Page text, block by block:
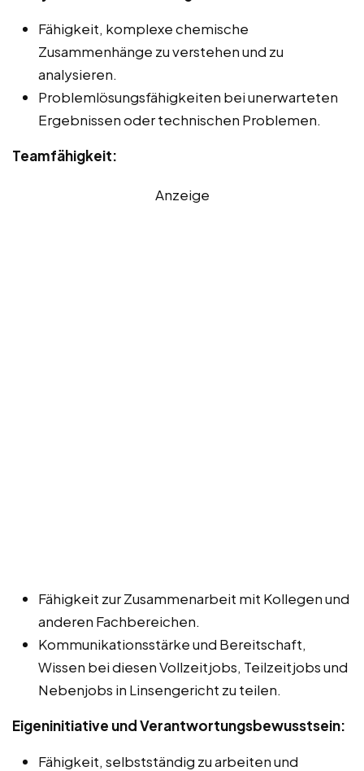
Fähigkeit, komplexe chemische
Zusammenhänge zu verstehen und zu
analysieren.
Problemlösungsfähigkeiten bei unerwarteten
Ergebnissen oder technischen Problemen.
Teamfähigkeit:
Anzeige
Fähigkeit zur Zusammenarbeit mit Kollegen und
anderen Fachbereichen.
Kommunikationsstärke und Bereitschaft,
Wissen bei diesen Vollzeitjobs, Teilzeitjobs und
Nebenjobs in Linsengericht zu teilen.
Eigeninitiative und Verantwortungsbewusstsein:
Fähigkeit, selbstständig zu arbeiten und